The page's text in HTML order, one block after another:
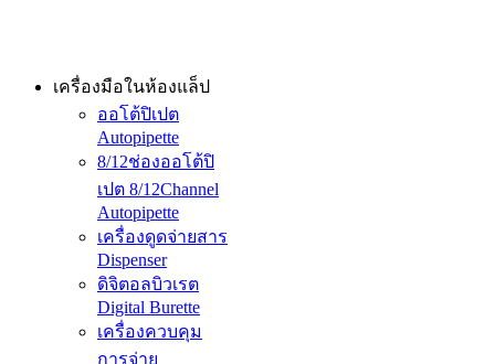
เครื่องมือในห้องแล็ป
ออโต้ปิเปต
Autopipette
8/12ช่องออโต้ปิ
เปต 8/12Channel
Autopipette
เครื่องดูดจ่ายสาร
Dispenser
ดิจิตอลบิวเรต
Digital Burette
เครื่องควบคุม
การจ่าย